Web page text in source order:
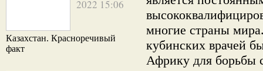
2022 15:06
Казахстан. Красноречивый
факт
многие страны
кубинских врачей
Африку для борьбы